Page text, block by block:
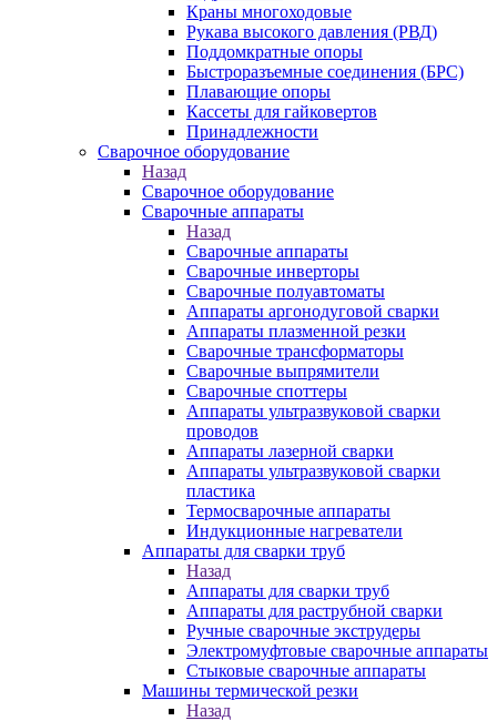
Краны многоходовые
Рукава высокого давления (РВД)
Поддомкратные опоры
Быстроразъемные соединения (БРС)
Плавающие опоры
Кассеты для гайковертов
Принадлежности
Сварочное оборудование
Назад
Сварочное оборудование
Сварочные аппараты
Назад
Сварочные аппараты
Сварочные инверторы
Сварочные полуавтоматы
Аппараты аргонодуговой сварки
Аппараты плазменной резки
Сварочные трансформаторы
Сварочные выпрямители
Сварочные споттеры
Аппараты ультразвуковой сварки
проводов
Аппараты лазерной сварки
Аппараты ультразвуковой сварки
пластика
Термосварочные аппараты
Индукционные нагреватели
Аппараты для сварки труб
Назад
Аппараты для сварки труб
Аппараты для раструбной сварки
Ручные сварочные экструдеры
Электромуфтовые сварочные аппараты
Стыковые сварочные аппараты
Машины термической резки
Назад